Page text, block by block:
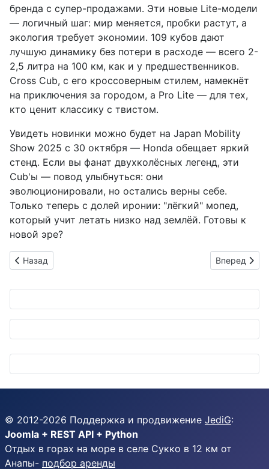
бренда с супер-продажами. Эти новые Lite-модели
— логичный шаг: мир меняется, пробки растут, а
экология требует экономии. 109 кубов дают
лучшую динамику без потери в расходе — всего 2-
2,5 литра на 100 км, как и у предшественников.
Cross Cub, с его кроссоверным стилем, намекнёт
на приключения за городом, а Pro Lite — для тех,
кто ценит классику с твистом.
Увидеть новинки можно будет на Japan Mobility
Show 2025 с 30 октября — Honda обещает яркий
стенд. Если вы фанат двухколёсных легенд, эти
Cub'ы — повод улыбнуться: они
эволюционировали, но остались верны себе.
Только теперь с долей иронии: "лёгкий" мопед,
который учит летать низко над землёй. Готовы к
новой эре?
Предыдущий: Suzuki Crosbee: Обновлённый кроссовер с
Назад Следующий:
Вперед
© 2012-2026 Поддержка и продвижение JediG:
Joomla + REST API + Python
Отдых в горах на море в селе Сукко в 12 км от
Анапы- подбор аренды